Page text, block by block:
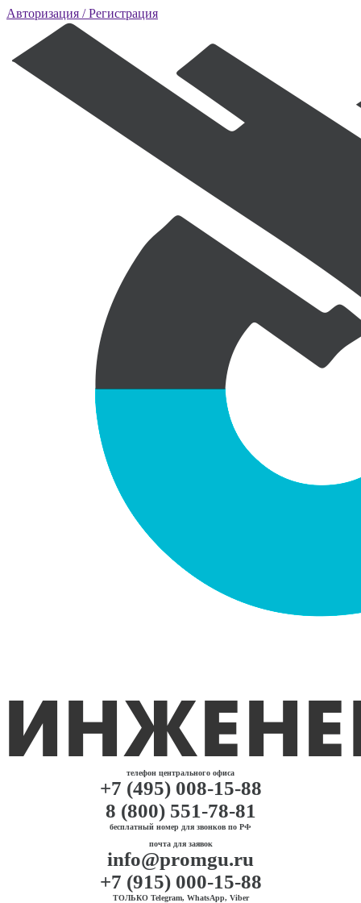
Авторизация / Регистрация
телефон центрального офиса
+7 (495) 008-15-88
8 (800) 551-78-81
бесплатный номер для звонков по РФ
почта для заявок
info@promgu.ru
+7 (915) 000-15-88
ТОЛЬКО Telegram, WhatsApp, Viber